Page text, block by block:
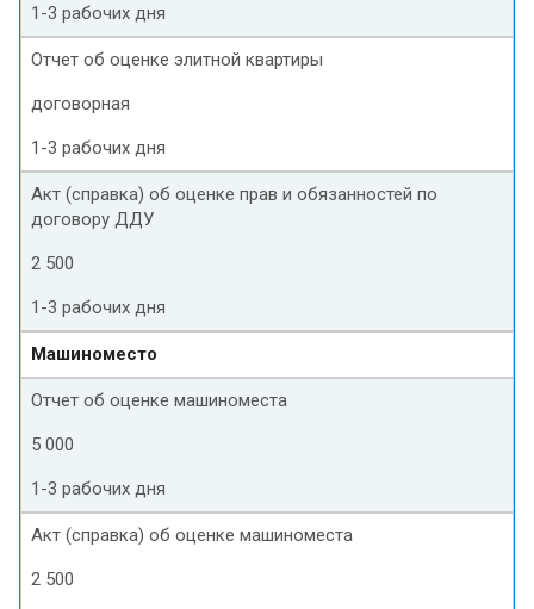
1-3 рабочих дня
Отчет об оценке элитной квартиры
договорная
1-3 рабочих дня
Акт (справка) об оценке прав и обязанностей по
договору ДДУ
2 500
1-3 рабочих дня
Машиноместо
Отчет об оценке машиноместа
5 000
1-3 рабочих дня
Акт (справка) об оценке машиноместа
2 500